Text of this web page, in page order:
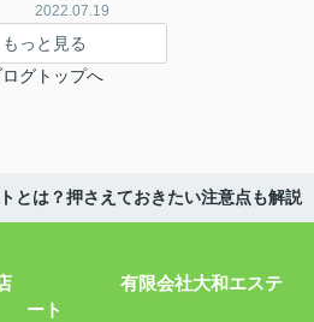
2022.07.19
もっと見る
ログトップへ
とは？押さえておきたい注意点も解説
店 有限会社大和エステ
ート